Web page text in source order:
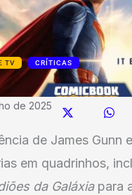
de 2025
TV CRÍTICAS
de James Gunn
em quadrinhos,
da Galáxiapara